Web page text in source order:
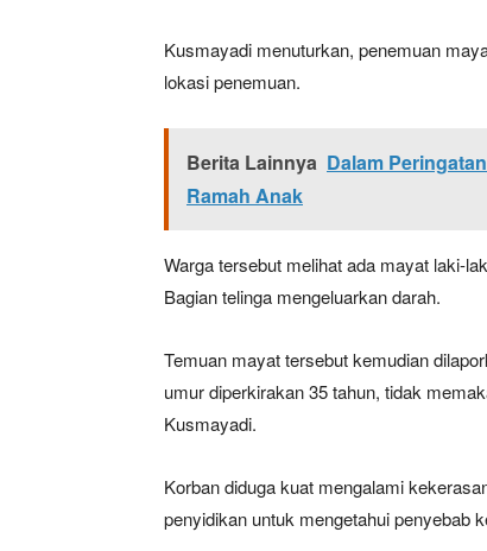
Kusmayadi menuturkan, penemuan
lokasi penemuan.
Berita Lainnya Dalam
Ramah Anak
Warga tersebut melihat ada mayat laki-
Bagian telinga mengeluarkan darah.
Temuan mayat tersebut kemudian
umur diperkirakan 35 tahun, tidak
Kusmayadi.
Korban diduga kuat mengalami
penyidikan untuk mengetahui penyebab